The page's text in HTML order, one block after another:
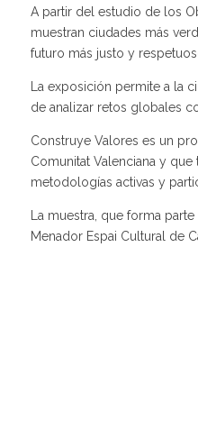
A partir del estudio de los
muestran ciudades más
futuro más justo y
La exposición permite a la
de analizar retos globales
Construye Valores es un
Comunitat Valenciana y
metodologías activas y
La muestra, que forma
Menador Espai Cultural de